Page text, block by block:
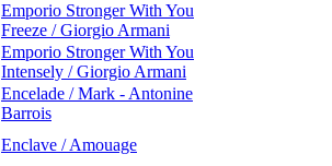
Emporio Stronger With You
Freeze / Giorgio Armani
Emporio Stronger With You
Intensely / Giorgio Armani
Encelade / Mark - Antonine
Barrois
Enclave / Amouage